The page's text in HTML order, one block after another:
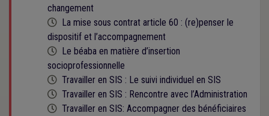
changement
Cette formation est programmée
La mise sous contrat article 60 : (re)penser le
dispositif et l’accompagnement
Cette formation est programmée
Le béaba en matière d’insertion
socioprofessionnelle
Cette formation est programmée
Travailler en SIS : Le suivi individuel en SIS
Cette formation est programmée
Travailler en SIS : Rencontre avec l’Administration
Cette formation est programmée
Travailler en SIS: Accompagner des bénéficiaires